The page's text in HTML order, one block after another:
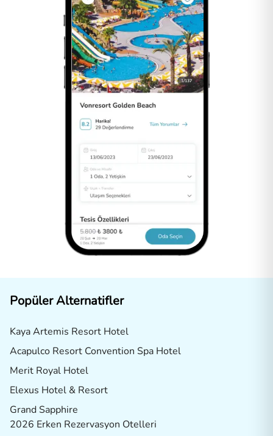
Popüler Alternatifler
Kaya Artemis Resort Hotel
Acapulco Resort Convention Spa Hotel
Merit Royal Hotel
Elexus Hotel & Resort
Grand Sapphire
2026 Erken Rezervasyon Otelleri